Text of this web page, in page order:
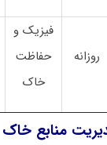
روزانه
فیزیک و
حفاظت
خاک
منابع خاک